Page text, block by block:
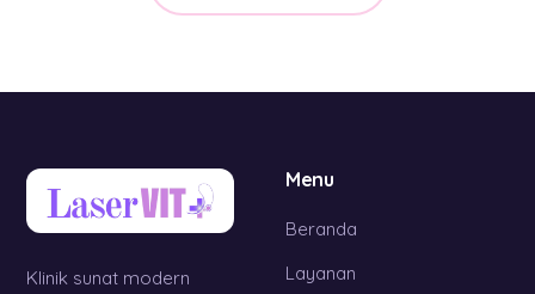
Klinik sunat modern
Menu
Beranda
Layanan